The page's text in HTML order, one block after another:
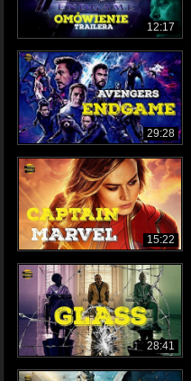
12:17
29:28
15:22
28:41